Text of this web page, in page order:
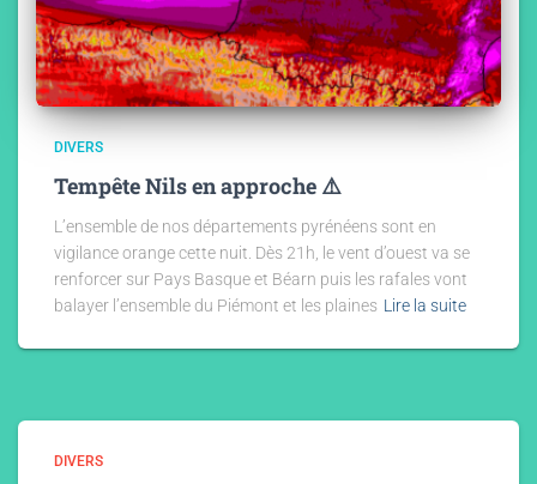
DIVERS
Tempête Nils en approche ⚠️
L’ensemble de nos départements pyrénéens sont en
vigilance orange cette nuit. Dès 21h, le vent d’ouest va se
renforcer sur Pays Basque et Béarn puis les rafales vont
balayer l’ensemble du Piémont et les plaines Lire la suite
DIVERS